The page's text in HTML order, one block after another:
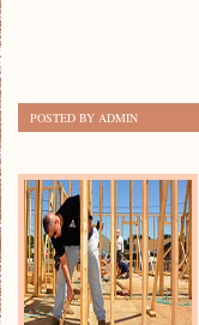
POSTED BY ADMIN